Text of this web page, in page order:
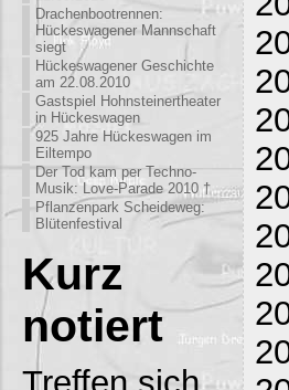
Drachenbootrennen:
Hückeswagener Mannschaft
siegt
Hückeswagener Geschichte
am 22.08.2010
Gastspiel Hohnsteinertheater
in Hückeswagen
925 Jahre Hückeswagen im
Eiltempo
Der Tod kam per Techno-
Musik: Love-Parade 2010 †
Pflanzenpark Scheideweg:
Blütenfestival
Kurz
notiert
Treffen sich